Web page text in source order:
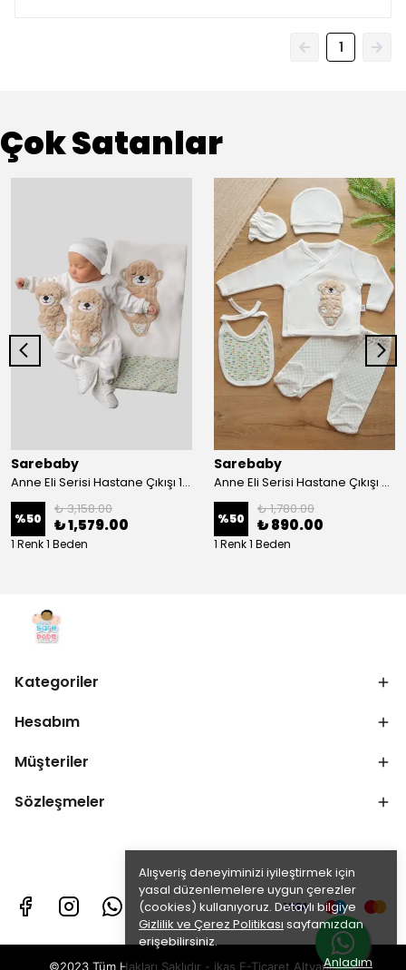
Alışveriş deneyiminizi iyileştirmek için
yasal düzenlemelere uygun çerezler
(cookies) kullanıyoruz. Detaylı bilgiye
Gizlilik ve Çerez Politikası sayfamızdan
erişebilirsiniz.
Anladım
1
Çok Satanlar
Sarebaby
Anne Eli Serisi Hastane Çıkışı 10'lu Set Oyuncak Hediyeli Organik
%50
₺ 3,158.00
₺ 1,579.00
1 Renk 1 Beden
Sarebaby
Anne Eli Serisi Hastane Çıkışı 5li Set
%50
₺ 1,780.00
₺ 890.00
1 Renk 1 Beden
Kategoriler
Hesabım
Müşteriler
Sözleşmeler
©2023 Tüm Hakları Saklıdır - ikas E-Ticaret Altyapısı ile